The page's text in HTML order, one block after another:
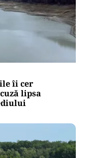
îi cer
lipsa